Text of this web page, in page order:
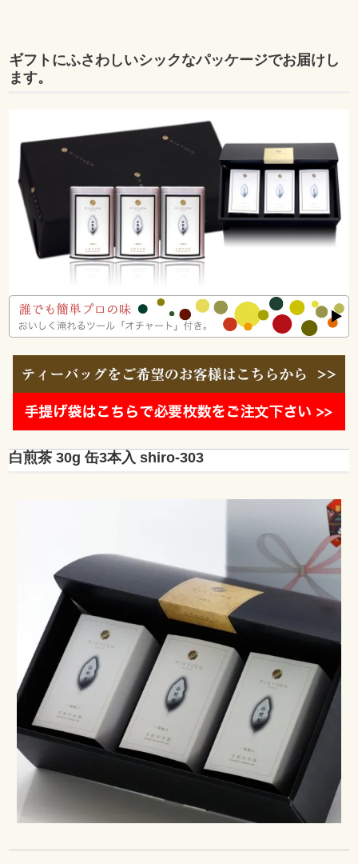
ギフトにふさわしいシックなパッケージでお届けし
ます。
白煎茶 30g 缶3本入 shiro-303